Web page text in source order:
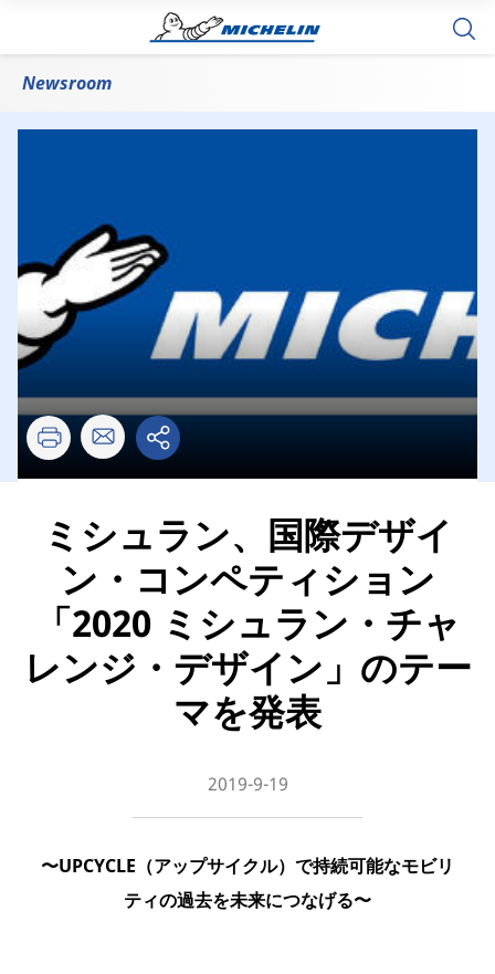
Newsroom
ミシュラン、国際デザイ
ン・コンペティション
「2020 ミシュラン・チャ
レンジ・デザイン」のテー
マを発表
2019-9-19
〜UPCYCLE（アップサイクル）で持続可能なモビリ
ティの過去を未来につなげる〜